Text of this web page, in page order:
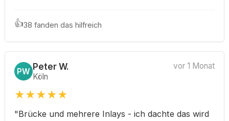
👍38 fanden das hilfreich
PW Peter W.
Köln
vor 1 Monat
★★★★★
"Brücke und mehrere Inlays - ich dachte das wird